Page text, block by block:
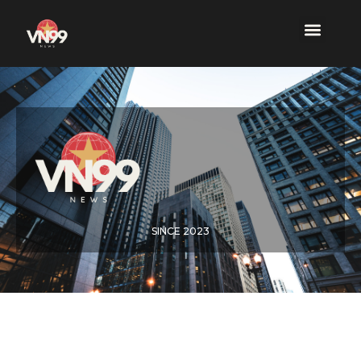
SINCE 2023